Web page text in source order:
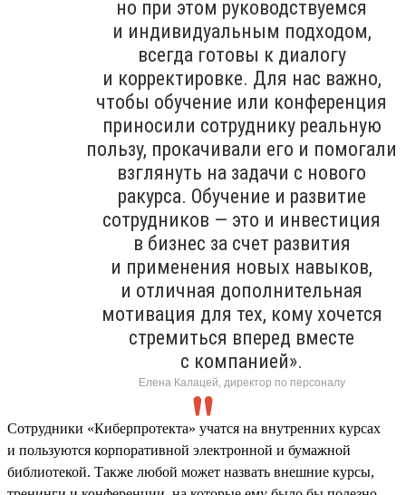
но при этом руководствуемся
и индивидуальным подходом,
всегда готовы к диалогу
и корректировке. Для нас важно,
чтобы обучение или конференция
приносили сотруднику реальную
пользу, прокачивали его и помогали
взглянуть на задачи с нового
ракурса. Обучение и развитие
сотрудников — это и инвестиция
в бизнес за счет развития
и применения новых навыков,
и отличная дополнительная
мотивация для тех, кому хочется
стремиться вперед вместе
с компанией».
Елена Калацей, директор по персоналу
Сотрудники «Киберпротекта» учатся на внутренних курсах
и пользуются корпоративной электронной и бумажной
библиотекой. Также любой может назвать внешние курсы,